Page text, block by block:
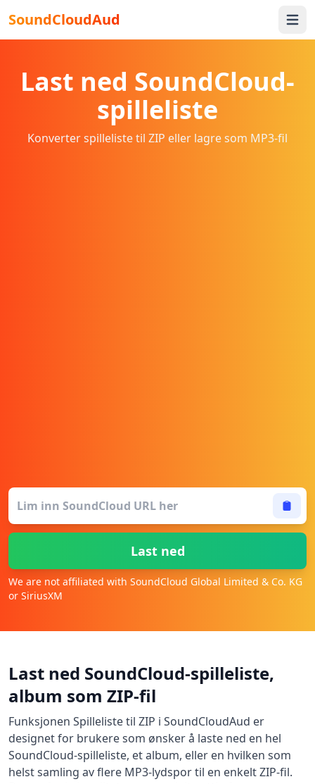
SoundCloudAud Open
Last ned SoundCloud-
spilleliste
Konverter spilleliste til ZIP eller lagre som MP3-fil
Last ned
We are not affiliated with SoundCloud Global Limited & Co. KG
or SiriusXM
Last ned SoundCloud-spilleliste,
album som ZIP-fil
Funksjonen Spilleliste til ZIP i SoundCloudAud er
designet for brukere som ønsker å laste ned en hel
SoundCloud-spilleliste, et album, eller en hvilken som
helst samling av flere MP3-lydspor til en enkelt ZIP-fil.